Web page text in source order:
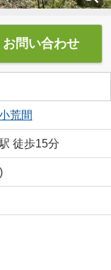
お問い合わせ
荒間
駅 徒歩15分